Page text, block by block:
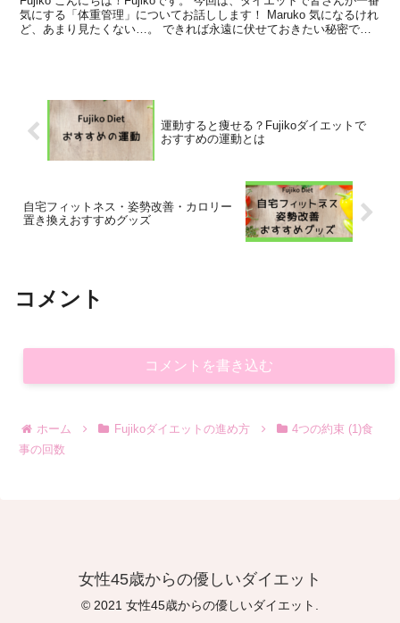
気にする「体重管理」についてお話しします！ Maruko 気になるけれ
ど、あまり見たくない…。 できれば永遠に伏せておきたい秘密で
運動すると痩せる？Fujikoダイエットで
おすすめの運動とは
自宅フィットネス・姿勢改善・カロリー
置き換えおすすめグッズ
コメント
コメントを書き込む
ホーム Fujikoダイエットの進め方
4つの約束 (1)食
事の回数
女性45歳からの優しいダイエット
© 2021 女性45歳からの優しいダイエット.